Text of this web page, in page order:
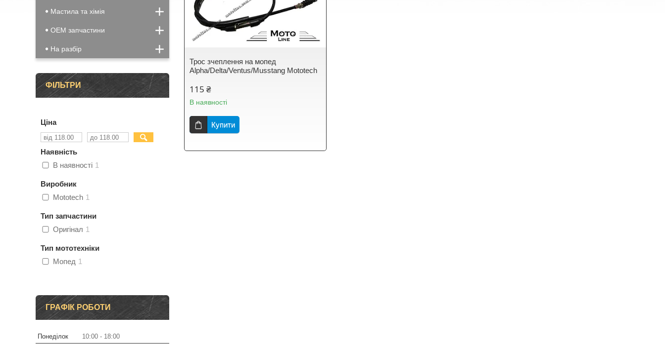
Трос зчеплення на мопед
Alpha/Delta/Ventus/Musstang Mototech
115 ₴
В наявності
Купити
Мастила та хімія
OEM запчастини
На разбір
ФІЛЬТРИ
Ціна
Наявність
В наявності 1
Виробник
Mototech 1
Тип запчастини
Оригінал 1
Тип мототехніки
Мопед 1
ГРАФІК РОБОТИ
Понеділок 10:00
18:00